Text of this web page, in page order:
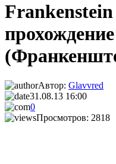
Frankenstein
прохождение
Автор: Glavvred
31.08.13 16:00
0
Просмотров: 2818